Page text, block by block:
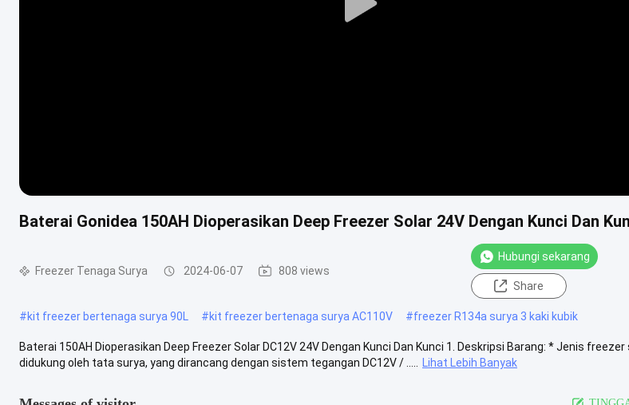
Play
Baterai Gonidea 150AH Dioperasikan Deep Freezer Solar 24V Dengan Kunci Dan
Freezer Tenaga Surya 2024-06-07 808 views
Hubungi sekarang
Share
#kit freezer bertenaga surya 90L #kit freezer bertenaga surya AC110V #freezer R134a surya 3 kaki kubik
Baterai 150AH Dioperasikan Deep Freezer Solar DC12V 24V Dengan Kunci Dan Kunci 1. Deskripsi Barang: * Jenis freezer
didukung oleh tata surya, yang dirancang dengan sistem tegangan DC12V / .....
Lihat Lebih Banyak